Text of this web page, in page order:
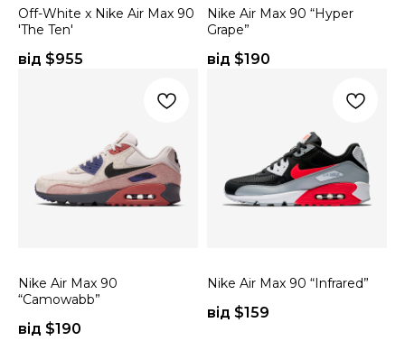
Off-White x Nike Air Max 90
'The Ten'
від $955
Nike Air Max 90 “Hyper
Grape”
від $190
Nike Air Max 90
“Camowabb”
від $190
Nike Air Max 90 “Infrared”
від $159